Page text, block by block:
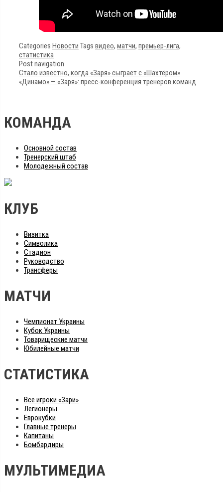
Categories Новости Tags видео, матчи, премьер-лига,
статистика
Post navigation
Стало известно, когда «Заря» сыграет с «Шахтёром»
«Динамо» — «Заря»: пресс-конференция тренеров команд
КОМАНДА
Основной состав
Тренерский штаб
Молодежный состав
КЛУБ
Визитка
Символика
Стадион
Руководство
Трансферы
МАТЧИ
Чемпионат Украины
Кубок Украины
Товарищеские матчи
Юбилейные матчи
СТАТИСТИКА
Все игроки «Зари»
Легионеры
Еврокубки
Главные тренеры
Капитаны
Бомбардиры
МУЛЬТИМЕДИА